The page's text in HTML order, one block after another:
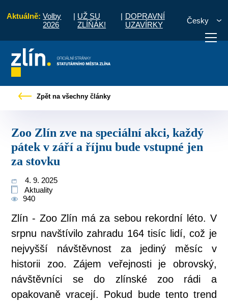
Aktuálně: Volby
2026
| UŽ SU
ZLÍŇÁK!
| DOPRAVNÍ
UZAVÍRKY
Česky
vyřídit Potřebuji zaplatit
Zpět na všechny články
Zoo Zlín zve na speciální akci, každý
pátek v září a říjnu bude vstupné jen
za stovku
4. 9. 2025
Aktuality
940
Zlín - Zoo Zlín má za sebou rekordní léto. V
srpnu navštívilo zahradu 164 tisíc lidí, což je
nejvyšší návštěvnost za jediný měsíc v
historii zoo. Zájem veřejnosti je obrovský,
návštěvníci se do zlínské zoo rádi a
opakovaně vracejí. Pokud bude tento trend